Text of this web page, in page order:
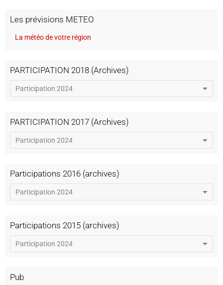
Les prévisions METEO
La météo de votre région
PARTICIPATION 2018 (Archives)
PARTICIPATION 2017 (Archives)
Participations 2016 (archives)
Participations 2015 (archives)
Pub